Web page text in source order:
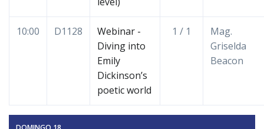
10:00 D1128
Webinar -
Diving into
Emily
Dickinson’s
poetic world
1 / 1
Mag.
Griselda
Beacon